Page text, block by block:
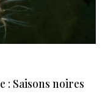
: Saisons noires